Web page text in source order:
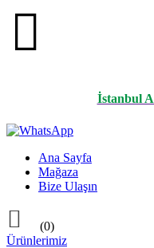

İstanbul
Ana Sayfa
Mağaza
Bize Ulaşın

(0)
Ürünlerimiz